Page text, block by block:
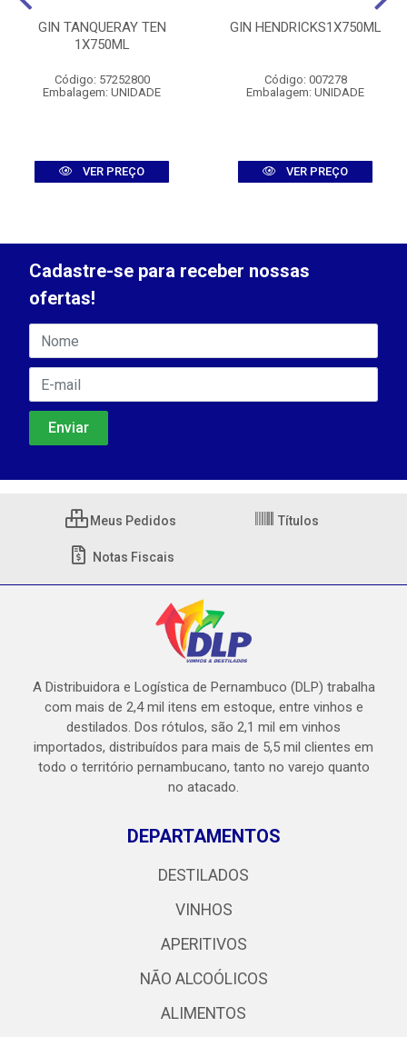
GIN TANQUERAY TEN
1X750ML
Código: 57252800
Embalagem: UNIDADE
VER PREÇO
GIN HENDRICKS1X750ML
Código: 007278
Embalagem: UNIDADE
VER PREÇO
Cadastre-se para receber nossas
ofertas!
Meus Pedidos Títulos
Notas Fiscais
A Distribuidora e Logística de Pernambuco (DLP) trabalha
com mais de 2,4 mil itens em estoque, entre vinhos e
destilados. Dos rótulos, são 2,1 mil em vinhos
importados, distribuídos para mais de 5,5 mil clientes em
todo o território pernambucano, tanto no varejo quanto
no atacado.
DEPARTAMENTOS
DESTILADOS
VINHOS
APERITIVOS
NÃO ALCOÓLICOS
ALIMENTOS